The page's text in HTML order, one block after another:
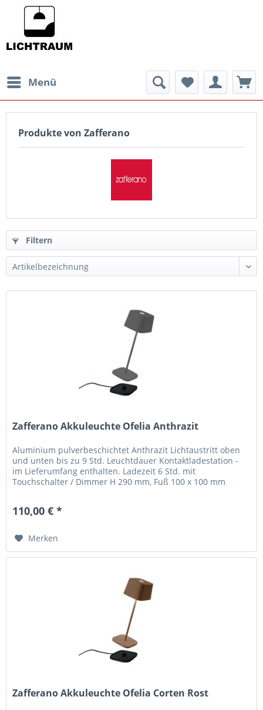
Menü
Produkte von Zafferano
Filtern
Zafferano Akkuleuchte Ofelia Anthrazit
Aluminium pulverbeschichtet Anthrazit Lichtaustritt oben
und unten bis zu 9 Std. Leuchtdauer Kontaktladestation -
im Lieferumfang enthalten. Ladezeit 6 Std. mit
Touchschalter / Dimmer H 290 mm, Fuß 100 x 100 mm
110,00 € *
Merken
Zafferano Akkuleuchte Ofelia Corten Rost